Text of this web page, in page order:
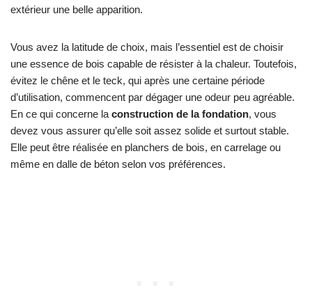
extérieur une belle apparition.
Vous avez la latitude de choix, mais l’essentiel est de choisir
une essence de bois capable de résister à la chaleur. Toutefois,
évitez le chêne et le teck, qui après une certaine période
d’utilisation, commencent par dégager une odeur peu agréable.
En ce qui concerne la construction de la fondation, vous
devez vous assurer qu’elle soit assez solide et surtout stable.
Elle peut être réalisée en planchers de bois, en carrelage ou
même en dalle de béton selon vos préférences.